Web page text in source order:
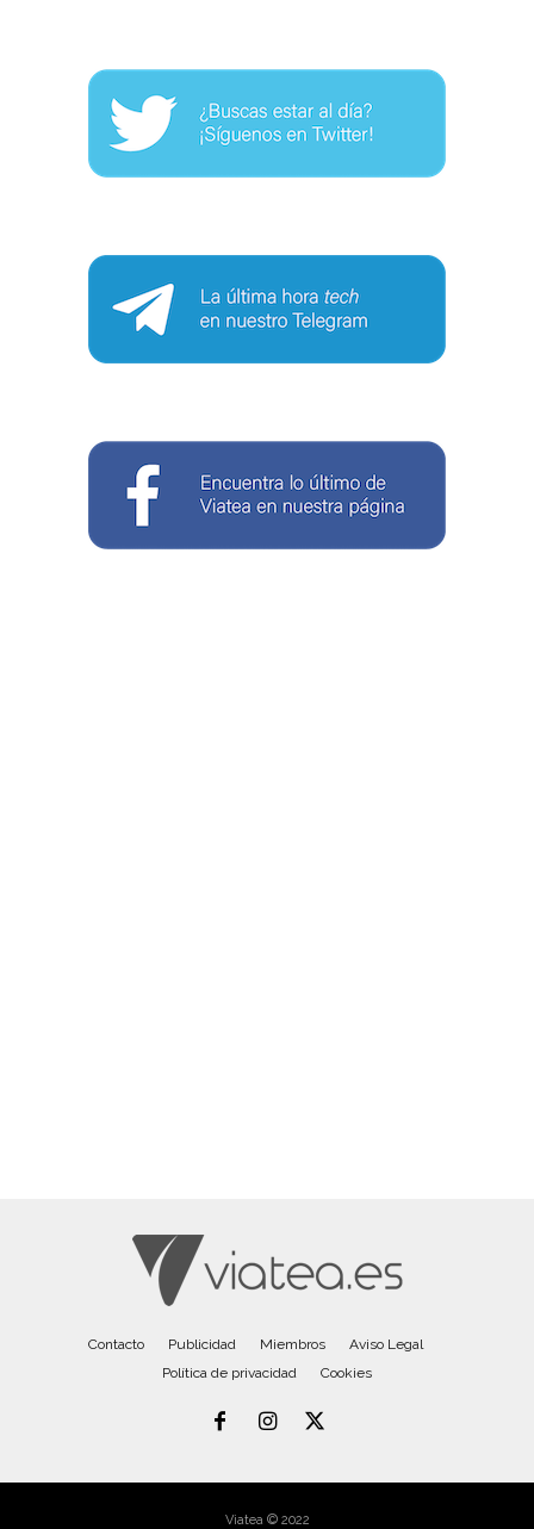
Contacto Publicidad Miembros
Aviso Legal
Política de privacidad
Cookies
Viatea © 2022